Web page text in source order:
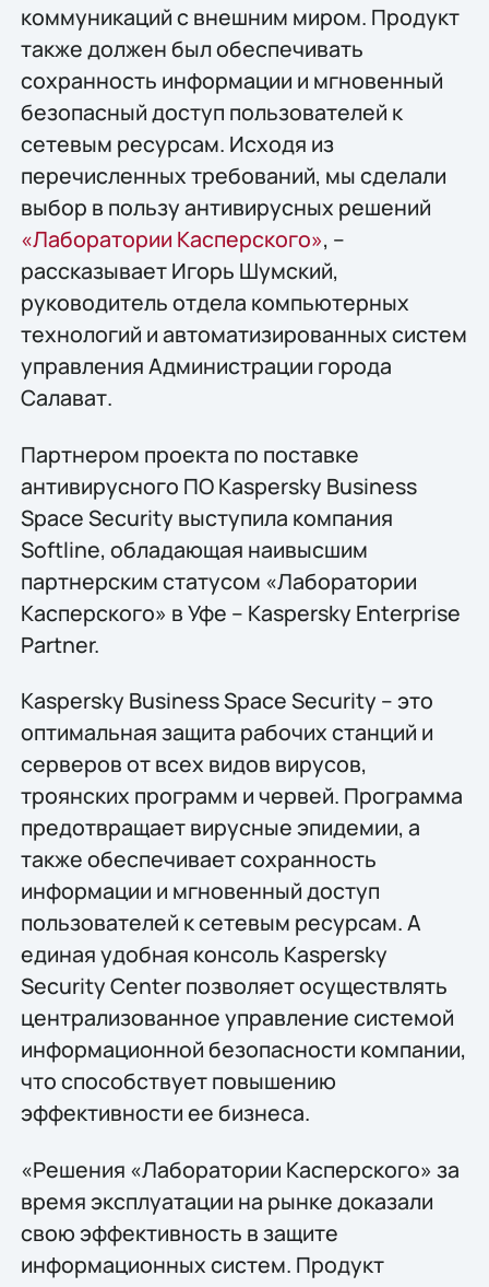
коммуникаций с внешним миром. Продукт
также должен был обеспечивать
сохранность информации и мгновенный
безопасный доступ пользователей к
сетевым ресурсам. Исходя из
перечисленных требований, мы сделали
выбор в пользу антивирусных решений
«Лаборатории Касперского», –
рассказывает Игорь Шумский,
руководитель отдела компьютерных
технологий и автоматизированных систем
управления Администрации города
Салават.
Партнером проекта по поставке
антивирусного ПО Kaspersky Business
Space Security выступила компания
Softline, обладающая наивысшим
партнерским статусом «Лаборатории
Касперского» в Уфе – Kaspersky Enterprise
Partner.
Kaspersky Business Space Security – это
оптимальная защита рабочих станций и
серверов от всех видов вирусов,
троянских программ и червей. Программа
предотвращает вирусные эпидемии, а
также обеспечивает сохранность
информации и мгновенный доступ
пользователей к сетевым ресурсам. А
единая удобная консоль Kaspersky
Security Center позволяет осуществлять
централизованное управление системой
информационной безопасности компании,
что способствует повышению
эффективности ее бизнеса.
«Решения «Лаборатории Касперского» за
время эксплуатации на рынке доказали
свою эффективность в защите
информационных систем. Продукт